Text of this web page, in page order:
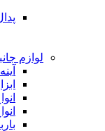
لوازم
آینه